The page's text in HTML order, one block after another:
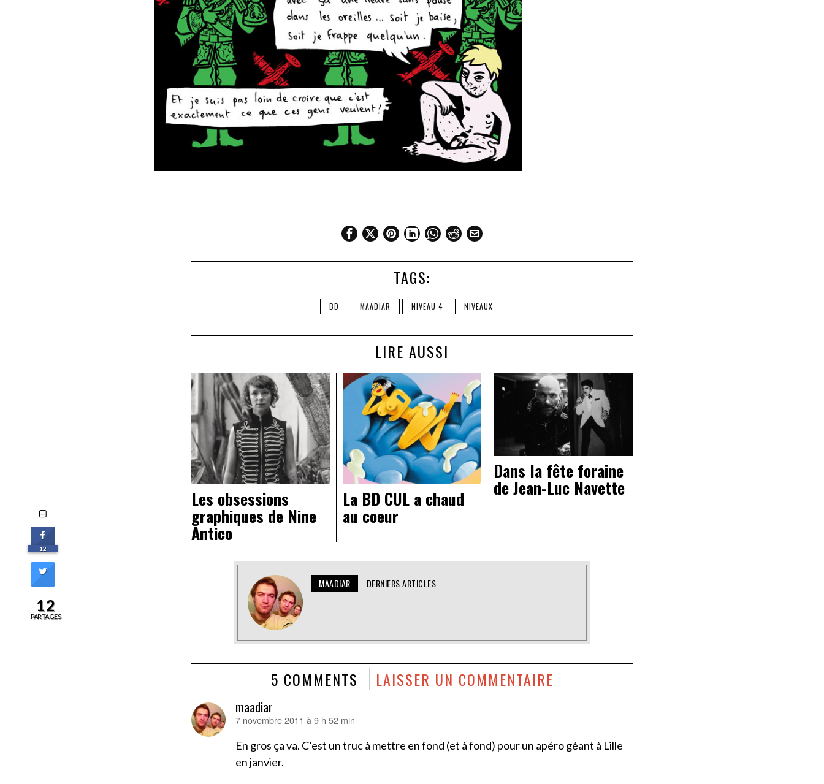
TAGS:
BD MAADIAR NIVEAU 4 NIVEAUX
LIRE AUSSI
Les obsessions
graphiques de Nine
Antico
La BD CUL a chaud
au coeur
Dans la fête foraine
de Jean-Luc Navette
MAADIAR DERNIERS ARTICLES
5 COMMENTS LAISSER UN COMMENTAIRE
maadiar
dit :
7 novembre 2011 à 9 h 52 min
En gros ça va. C’est un truc à mettre en fond (et à fond) pour un apéro géant à Lille
en janvier.
12
12
PARTAGES